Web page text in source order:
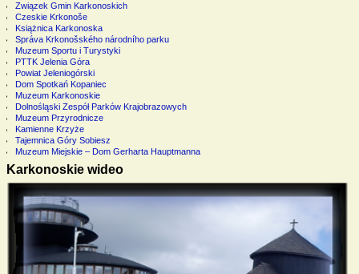
Związek Gmin Karkonoskich
Czeskie Krkonoše
Książnica Karkonoska
Správa Krkonošského národního parku
Muzeum Sportu i Turystyki
PTTK Jelenia Góra
Powiat Jeleniogórski
Dom Spotkań Kopaniec
Muzeum Karkonoskie
Dolnośląski Zespół Parków Krajobrazowych
Muzeum Przyrodnicze
Kamienne Krzyże
Tajemnica Góry Sobiesz
Muzeum Miejskie – Dom Gerharta Hauptmanna
Karkonoskie wideo